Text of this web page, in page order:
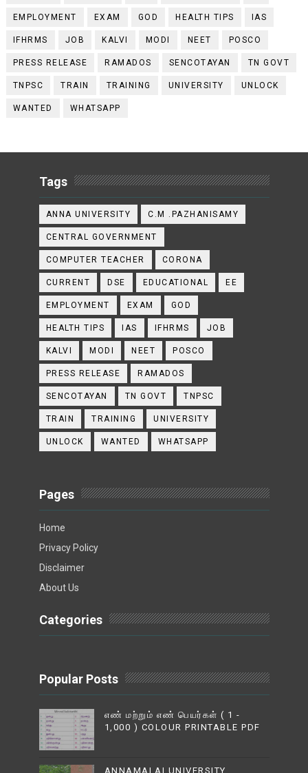
EMPLOYMENT EXAM GOD HEALTH TIPS IAS
IFHRMS JOB KALVI MODI NEET POSCO
PRESS RELEASE RAMADOS SENCOTAYAN TN GOVT
TNPSC TRAIN TRAINING UNIVERSITY UNLOCK
WANTED WHATSAPP
Tags
ANNA UNIVERSITY C.M .PAZHANISAMY
CENTRAL GOVERNMENT
COMPUTER TEACHER CORONA
CURRENT DSE EDUCATIONAL EE
EMPLOYMENT EXAM GOD
HEALTH TIPS IAS IFHRMS JOB
KALVI MODI NEET POSCO
PRESS RELEASE RAMADOS
SENCOTAYAN TN GOVT TNPSC
TRAIN TRAINING UNIVERSITY
UNLOCK WANTED WHATSAPP
Pages
Home
Privacy Policy
Disclaimer
About Us
Categories
Popular Posts
எண் மற்றும் எண் பெயர்கள் ( 1 -
1,000 ) COLOUR PRINTABLE PDF
ANNAMALAI UNIVERSITY